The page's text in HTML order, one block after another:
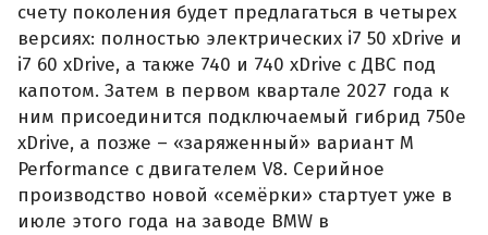
счету поколения будет предлагаться в четырех
версиях: полностью электрических i7 50 xDrive и
i7 60 xDrive, а также 740 и 740 xDrive с ДВС под
капотом. Затем в первом квартале 2027 года к
ним присоединится подключаемый гибрид 750e
xDrive, а позже – «заряженный» вариант M
Performance с двигателем V8. Серийное
производство новой «семёрки» стартует уже в
июле этого года на заводе BMW в